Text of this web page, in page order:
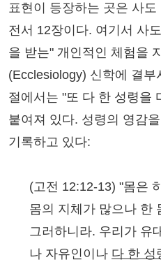
표현이 등장하는 곳은 사
전서 12장이다. 여기서 사
을 받는" 개인적인 체험을
(Ecclesiology) 신학에 결
절에서는 "또 다 한 성령을
붙여져 있다. 성령의 영감
기록하고 있다:
(고전 12:12-13) "몸은
몸의 지체가 많으나 한
그러하니라. 우리가 유
나 자유인이나 다 한 성